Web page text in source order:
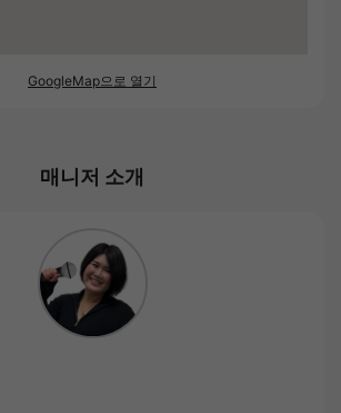
GoogleMap으로 열기
매니저 소개